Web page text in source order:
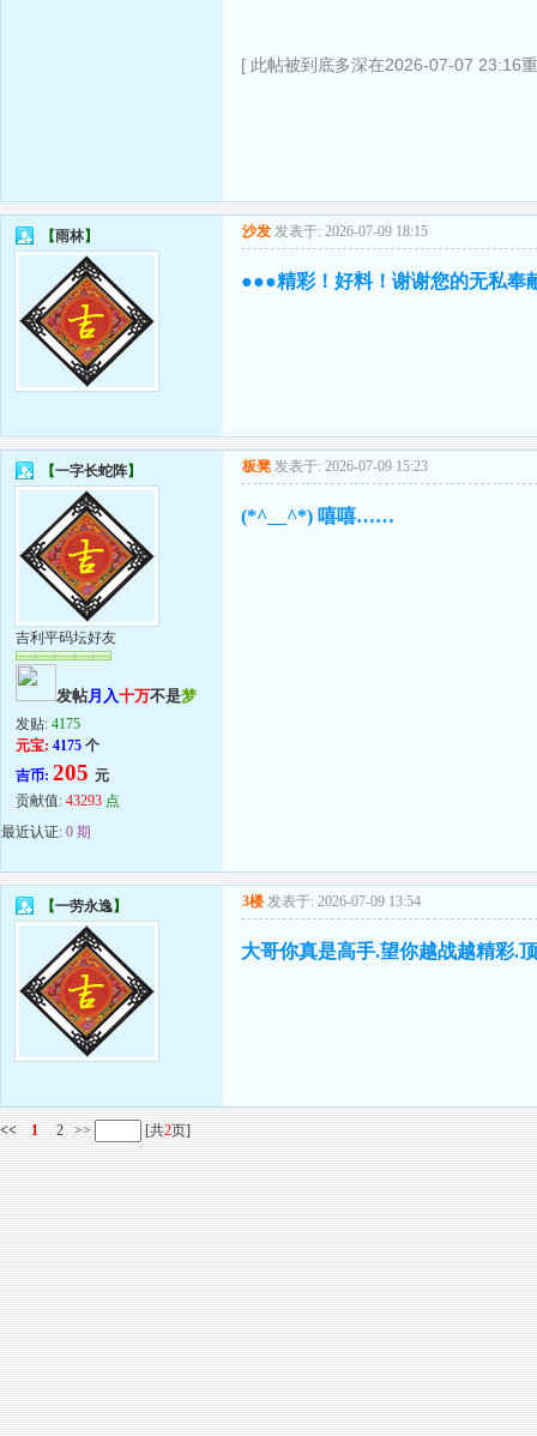
[ 此帖被到底多深在2026-07-07 23:16
【雨林】 沙发 发表于: 2026-07-09 18:15
●●●精彩！好料！谢谢您的无私奉
【一字长蛇阵】
吉利平码坛好友
发帖月入十万不是梦
发贴: 4175
元宝: 4175 个
吉币: 205 元
贡献值: 43293 点
最近认证: 0 期
板凳 发表于: 2026-07-09 15:23
(*^__^*) 嘻嘻……
【一劳永逸】 3楼 发表于: 2026-07-09 13:54
大哥你真是高手.望你越战越精彩.
<< 1 2 >> [共2页]